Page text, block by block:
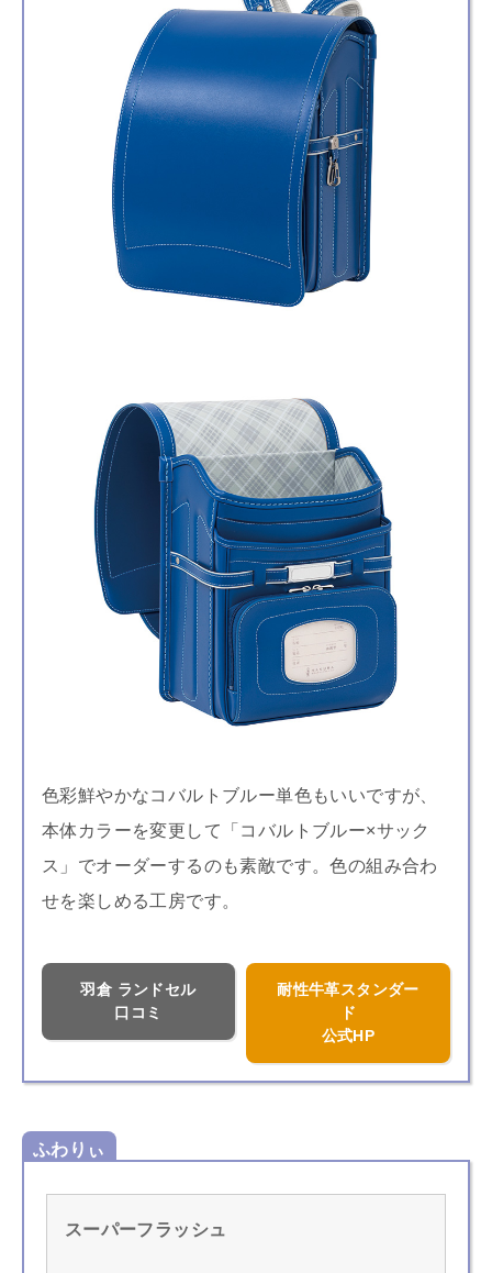
色彩鮮やかなコバルトブルー単色もいいですが、
本体カラーを変更して「コバルトブルー×サック
ス」でオーダーするのも素敵です。色の組み合わ
せを楽しめる工房です。
羽倉 ランドセル
口コミ
耐性牛革スタンダー
ド
公式HP
ふわりぃ
スーパーフラッシュ